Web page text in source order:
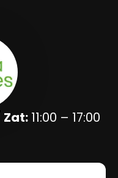
Zat:11:00 – 17:00